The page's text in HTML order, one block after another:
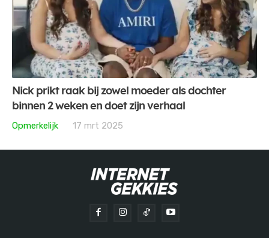
Nick prikt raak bij zowel moeder als dochter
binnen 2 weken en doet zijn verhaal
Opmerkelijk
17 mrt 2025